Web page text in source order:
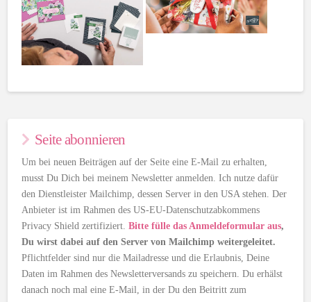
Seite abonnieren
Um bei neuen Beiträgen auf der Seite eine E-Mail zu erhalten,
musst Du Dich bei meinem Newsletter anmelden. Ich nutze dafür
den Dienstleister Mailchimp, dessen Server in den USA stehen. Der
Anbieter ist im Rahmen des US-EU-Datenschutzabkommens
Privacy Shield zertifiziert.Bitte fülle das Anmeldeformular aus,
Du wirst dabei auf den Server von Mailchimp weitergeleitet.
Pflichtfelder sind nur die Mailadresse und die Erlaubnis, Deine
Daten im Rahmen des Newsletterversands zu speichern. Du erhälst
danach noch mal eine E-Mail, in der Du den Beitritt zum